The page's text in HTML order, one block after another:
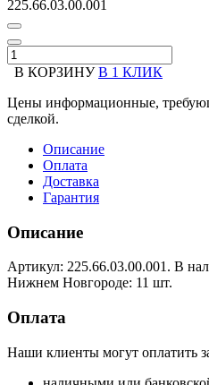
225.66.03.00.001
В КОРЗИНУ В 1 КЛИК
Цены информационные,
сделкой.
Описание
Оплата
Доставка
Гарантия
Описание
Артикул: 225.66.03.00.001. В
Нижнем Новгороде: 11 шт.
Оплата
Наши клиенты могут оплатить